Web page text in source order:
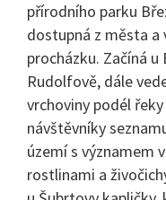
přírodního parku
dostupná z města
procházku. Začíná u
Rudolfově, dále
vrchoviny podél
návštěvníky
území s významem
rostlinami a